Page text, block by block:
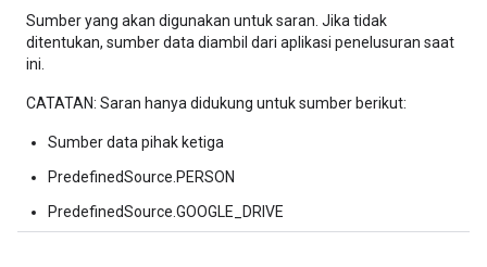
Sumber yang akan digunakan untuk saran. Jika tidak
ditentukan, sumber data diambil dari aplikasi penelusuran saat
ini.
CATATAN: Saran hanya didukung untuk sumber berikut:
Sumber data pihak ketiga
PredefinedSource.PERSON
PredefinedSource.GOOGLE_DRIVE